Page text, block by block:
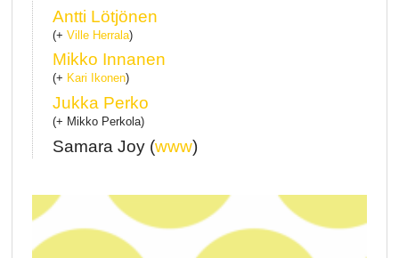
Antti Lötjönen
(+ Ville Herrala)
Mikko Innanen
(+ Kari Ikonen)
Jukka Perko
(+ Mikko Perkola)
Samara Joy (www)